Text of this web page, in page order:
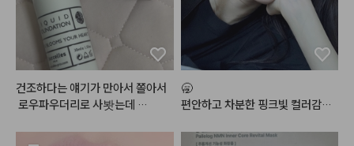
건조하다는 얘기가 만아서 쫄아서
로우파우더리로 사봣는데
🥱
편안하고 차분한 핑크빛 컬러감으
말 많이 가는 최애 조합